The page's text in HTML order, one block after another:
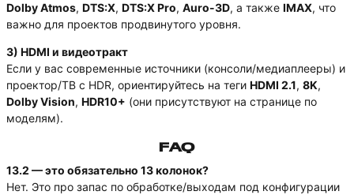
Dolby Atmos, DTS:X, DTS:X Pro, Auro-3D, а также IMAX, что
важно для проектов продвинутого уровня.
3) HDMI и видеотракт
Если у вас современные источники (консоли/медиаплееры) и
проектор/ТВ с HDR, ориентируйтесь на теги HDMI 2.1, 8K,
Dolby Vision, HDR10+ (они присутствуют на странице по
моделям).
FAQ
13.2 — это обязательно 13 колонок?
Нет. Это про запас по обработке/выходам под конфигурации